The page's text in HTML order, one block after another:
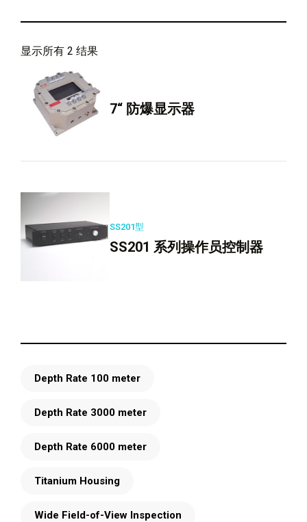
显示所有 2 结果
7“ 防爆显示器
SS201型
SS201 系列操作员控制器
Depth Rate 100 meter
Depth Rate 3000 meter
Depth Rate 6000 meter
Titanium Housing
Wide Field-of-View Inspection